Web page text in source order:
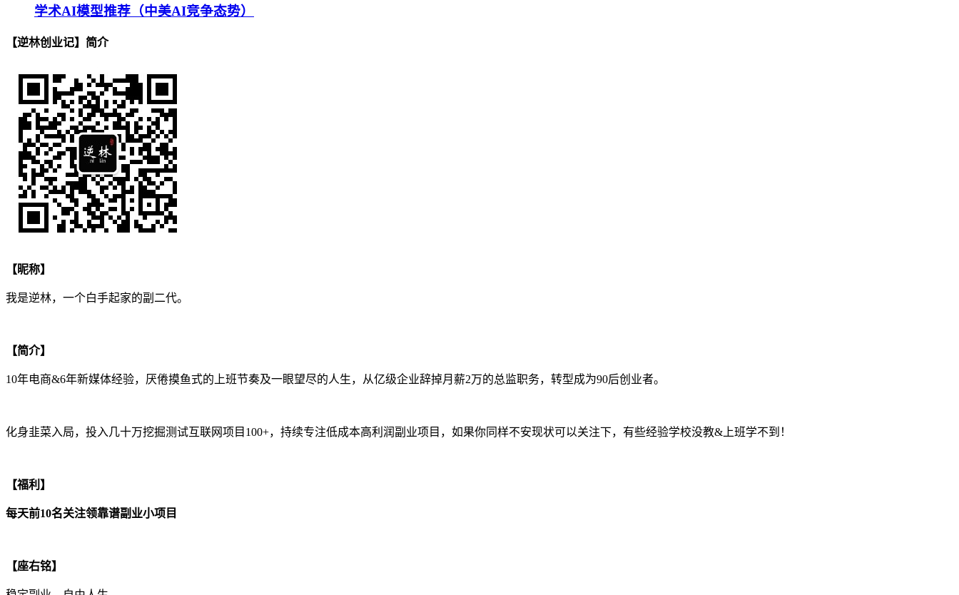
学术AI模型推荐（中美AI竞争态势）
【逆林创业记】简介
【昵称】
我是逆林，一个白手起家的副二代。
【简介】
10年电商&6年新媒体经验，厌倦摸鱼式的上班节奏及一眼望尽的人生，从亿级企业辞掉月薪2万的总监职务，转型成为90后创业者。
化身韭菜入局，投入几十万挖掘测试互联网项目100+，持续专注低成本高利润副业项目，如果你同样不安现状可以关注下，有些经验学校没教&上班学不到！
【福利】
每天前10名关注领靠谱副业小项目
【座右铭】